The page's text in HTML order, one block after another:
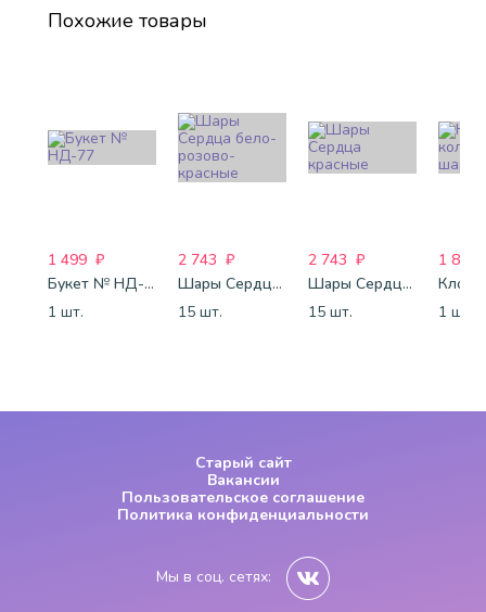
Похожие товары
1 499 ₽
Букет № НД-77
1 шт.
2 743 ₽
Шары Сердца бело-розово-красные
15 шт.
2 743 ₽
Шары Сердца красные
15 шт.
1 800
1 шт.
Старый сайт
Вакансии
Пользовательское соглашение
Политика конфиденциальности
Мы в соц. сетях: